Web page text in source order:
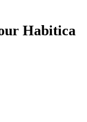
Habitica